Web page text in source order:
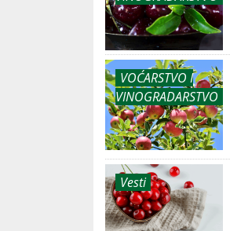
VOĆARSTVO I
VINOGRADARSTVO
Vesti